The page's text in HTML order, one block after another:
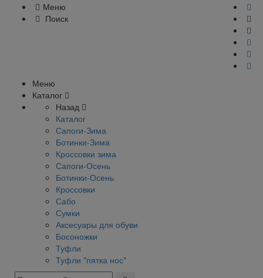
Меню
Поиск
Меню
Каталог
Назад
Каталог
Сапоги-Зима
Ботинки-Зима
Кроссовки зима
Сапоги-Осень
Ботинки-Осень
Кроссовки
Сабо
Сумки
Аксесуары для обуви
Босоножки
Туфли
Туфли "пятка нос"